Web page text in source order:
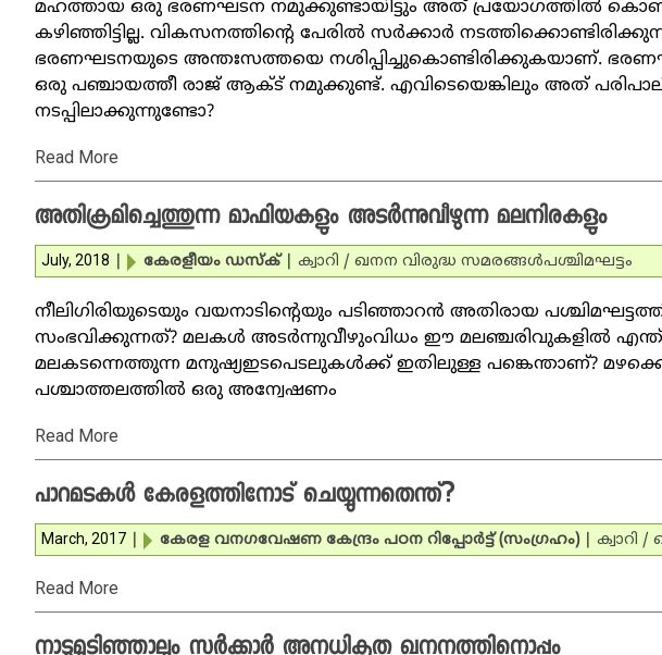
മഹത്തായ ഒരു ഭരണഘടന നമുക്കുണ്ടായിട്ടും അത് പ്രയോഗത്തില്‍
കഴിഞ്ഞിട്ടില്ല. വികസനത്തിന്റെ പേരില്‍ സര്‍ക്കാര്‍
ഭരണഘടനയുടെ അന്തഃസത്തയെ നശിപ്പിച്ചുകൊണ്ടിരിക്കുകയാണ്.
ഒരു പഞ്ചായത്തീ രാജ് ആക്ട് നമുക്കുണ്ട്. എവിടെയെങ്കിലും അത്
നടപ്പിലാക്കുന്നുണ്ടോ?
Read More
അതിക്രമിച്ചെത്തുന്ന മാഫിയകളും അടര്‍ന്നുവീഴുന്ന മലനിരകളും
July, 2018 കേരളീയം ഡസ്‌ക് ക്വാറി / ഖനന വിരുദ്ധ സമരങ്ങള്‍പശ്ചിമഘട്ടം
നീലിഗിരിയുടെയും വയനാടിന്റെയും പടിഞ്ഞാറന്‍ അതിരായ
സംഭവിക്കുന്നത്? മലകള്‍ അടര്‍ന്നുവീഴുംവിധം ഈ മലഞ്ചരിവുകളില്‍ എന്ത്
മലകടന്നെത്തുന്ന മനുഷ്യഇടപെടലുകള്‍ക്ക് ഇതിലുള്ള പങ്കെന്താണ്?
പശ്ചാത്തലത്തില്‍ ഒരു അന്വേഷണം
Read More
പാറമടകള്‍ കേരളത്തിനോട് ചെയ്യുന്നതെന്ത്?
March, 2017 കേരള വനഗവേഷണ കേന്ദ്രം പഠന റിപ്പോര്‍ട്ട് (സംഗ്രഹം) ക്വാറി
Read More